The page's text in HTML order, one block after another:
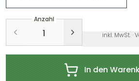
Anzahl
inkl. MwSt.
In den